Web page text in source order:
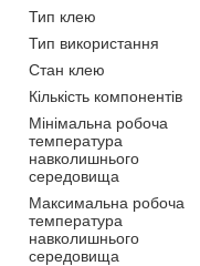
Тип клею
Тип використання
Стан клею
Кількість компонентів
Мінімальна робоча
температура
навколишнього
середовища
Максимальна робоча
температура
навколишнього
середовища